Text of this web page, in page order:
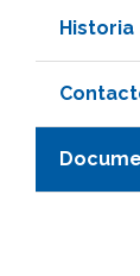
Historia